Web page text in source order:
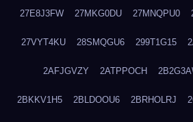
27E8J3FW 27MKG0DU 27MNQPU0
27VYT4KU 28SMQGU6 299T1G15
2AFJGVZY 2ATPPOCH
2BKKV1H5 2BLDOOU6 2BRHOLRJ